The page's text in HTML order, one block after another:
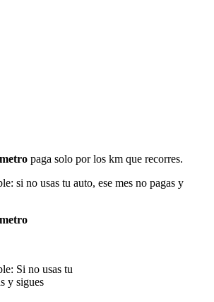
paga solo por los km que recorres.
si no usas tu auto, ese mes no pagas y
Si no usas tu
y sigues